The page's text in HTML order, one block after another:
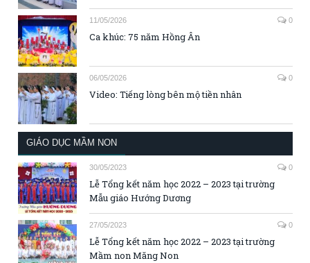
11/05/2026 0
Ca khúc: 75 năm Hồng Ân
06/05/2026 0
Video: Tiếng lòng bên mộ tiền nhân
GIÁO DỤC MẦM NON
30/05/2023 0
Lễ Tổng kết năm học 2022 – 2023 tại trường
Mẫu giáo Hướng Dương
27/05/2023 0
Lễ Tổng kết năm học 2022 – 2023 tại trường
Mầm non Măng Non